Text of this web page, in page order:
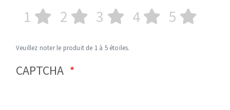
1 2 3 4 5
Veuillez noter le produit de 1 à 5 étoiles.
CAPTCHA